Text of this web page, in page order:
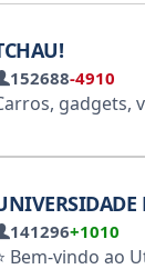
152688-4910
gadgets, velocidade, estilo. Colaboração:
DE
141296+1010
ao UtTweet 📌Pedidos de publicidade: @utadd Canal Yes: ble.ir/join/5vv8Xtky Loja: @UT_shop @UT_accessory Bazar da Universidade de Teerã